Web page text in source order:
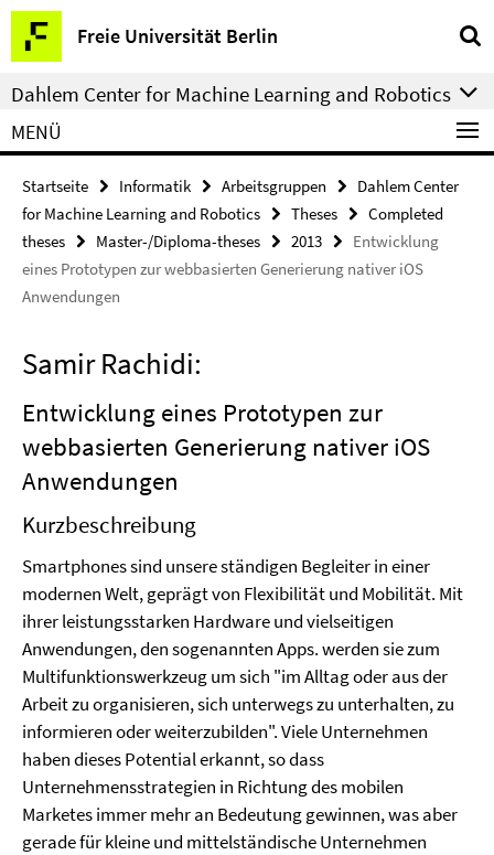
Springe
direkt
zu
Inhalt
Freie Universität Berlin
Service-
Navigation
Dahlem Center for Machine Learning and Robotics
MENÜ
Startseite Informatik Arbeitsgruppen
Dahlem Center
for Machine Learning and Robotics
Theses
Completed
theses
Master-/Diploma-theses 2013
Entwicklung
eines Prototypen zur webbasierten Generierung nativer iOS
Anwendungen
Samir Rachidi:
Entwicklung eines Prototypen zur
webbasierten Generierung nativer iOS
Anwendungen
Kurzbeschreibung
Smartphones sind unsere ständigen Begleiter in einer
modernen Welt, geprägt von Flexibilität und Mobilität. Mit
ihrer leistungsstarken Hardware und vielseitigen
Anwendungen, den sogenannten Apps. werden sie zum
Multifunktionswerkzeug um sich "im Alltag oder aus der
Arbeit zu organisieren, sich unterwegs zu unterhalten, zu
informieren oder weiterzubilden". Viele Unternehmen
haben dieses Potential erkannt, so dass
Unternehmensstrategien in Richtung des mobilen
Marketes immer mehr an Bedeutung gewinnen, was aber
gerade für kleine und mittelständische Unternehmen